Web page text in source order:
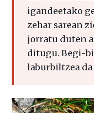
igandeetako
zehar sarean
jorratu duten
ditugu. Begi-
laburbiltzea